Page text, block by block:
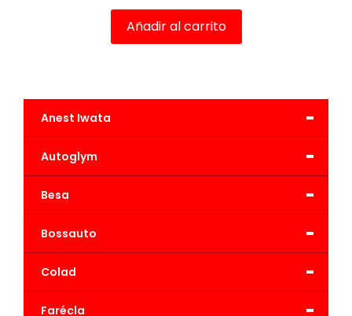
Añadir al carrito
-
Anest Iwata
-
Autoglym
-
Besa
-
Bossauto
-
Colad
-
Farécla